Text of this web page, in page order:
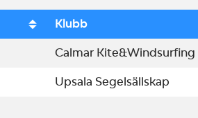
Klubb
Calmar Kite&Windsurfing
Upsala Segelsällskap